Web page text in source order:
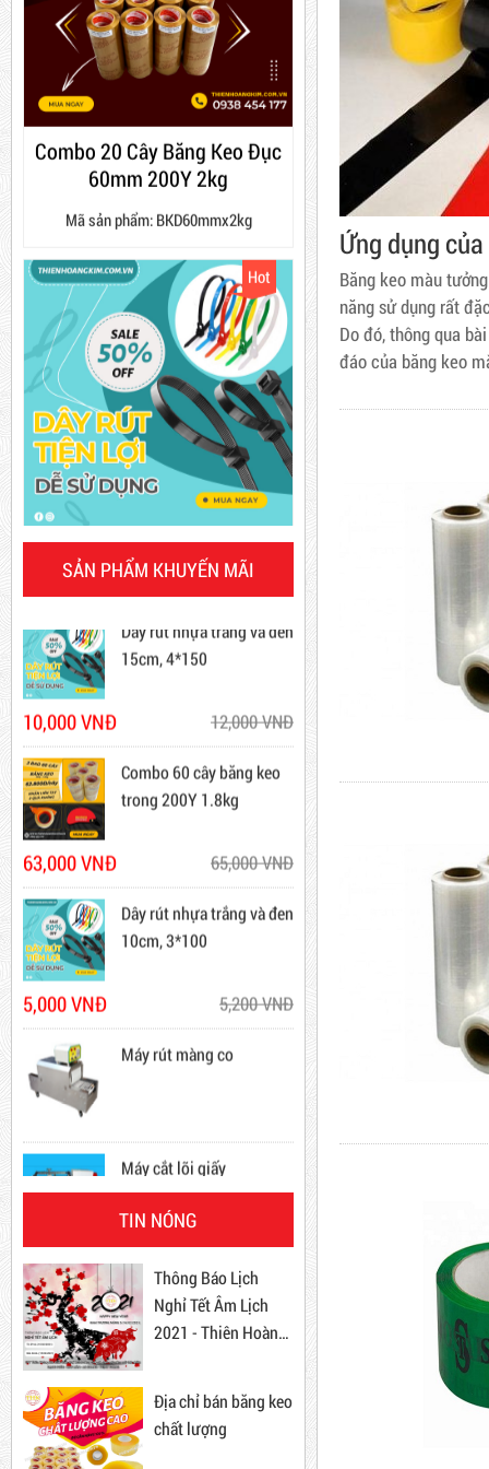
Ứng dụng
Băng keo màu
năng sử dụng rất
Do đó, thông qua
đáo của băng keo
Combo 20 Cây Băng Keo Đục
60mm 200Y 2kg
Mã sản phẩm: BKD60mmx2kg
Hot
Dây Rút Nhựa Trắng Và Đen
20cm
Mã sản phẩm: DRN20cm
Dây Rút Nhựa Trắng Và Đen
15cm, 4*150
10,000 VNĐ 12,000 VNĐ
Mã sản phẩm: DR15
Băng Keo Đục
New
SẢN PHẨM KHUYẾN MÃI
10,000 VNĐ 12,000 VNĐ
Combo 60 cây băng keo
trong 200Y 1.8kg
63,000 VNĐ 65,000 VNĐ
Dây rút nhựa trắng và đen
5,000 VNĐ 5,200 VNĐ
Máy rút màng co
Máy cắt lõi giấy
10,000 VNĐ
Combo 60 cây băng keo
trong 200Y 1.8kg
63,000 VNĐ 65,000 VNĐ
Dây rút nhựa trắng và đen
10cm, 3*100
5,000 VNĐ
Máy rút màng co
15cm, 4*150
10,000 VNĐ 12,000 VNĐ
Combo 60 cây băng keo
trong 200Y 1.8kg
63,000 VNĐ 65,000 VNĐ
TIN NÓNG
Thông Báo Lịch
Nghỉ Tết Âm Lịch
2021 - Thiên Hoàng
Địa chỉ bán băng keo
chất lượng